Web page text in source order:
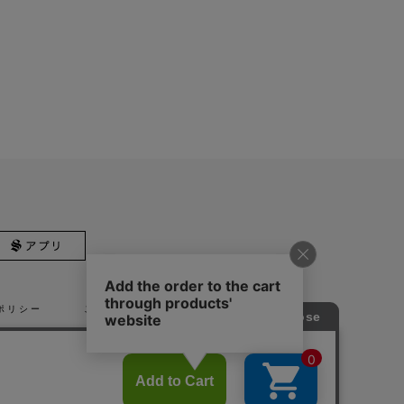
リシー ご利用規約